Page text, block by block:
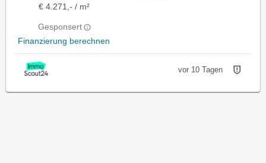
€ 4.271,- / m²
Gesponsert
Finanzierung berechnen
vor 10 Tagen